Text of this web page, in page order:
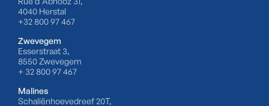
4040 Herstal
+32 800 97 467
Zwevegem
Esserstraat 3,
8550 Zwevegem
+ 32 800 97 467
Malines
Schaliënhoevedreef 20T,